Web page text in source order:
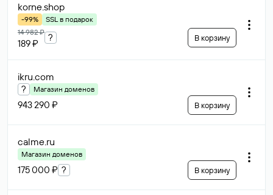
korne.shop
-99%
SSL в подарок
14 982 ₽
189 ₽
? В корзину
ikru.com
? Магазин доменов
943 290 ₽ В корзину
calme.ru
Магазин доменов
175 000 ₽ ? В корзину